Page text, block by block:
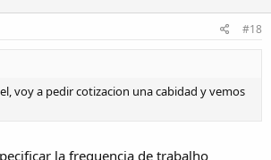
#18
voy a pedir cotizacion una cabidad y vemos
la frequencia de trabalho